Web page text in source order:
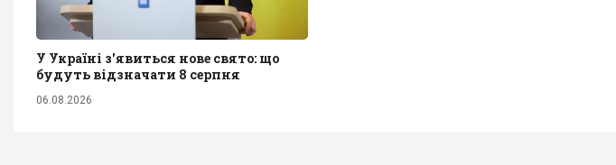
У Україні з'явиться нове свято: що
будуть відзначати 8 серпня
06.08.2026